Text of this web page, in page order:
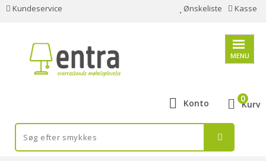
Kundeservice Ønskeliste Kasse
MENU
Konto Kurv
0